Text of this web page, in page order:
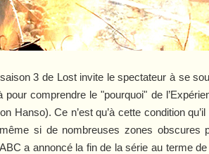
3 de Lostinvite le spectateur à se
comprendre le "pourquoi" de l’
Hanso). Ce n’est qu’à cette condition
si de nombreuses zones
ABC a annoncé la fin de la série au terme